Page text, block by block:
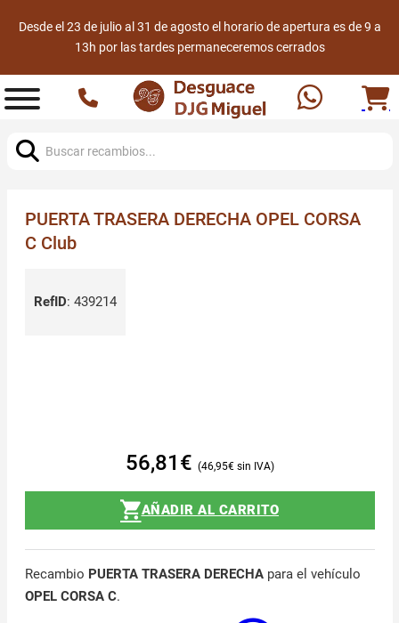
Desde el 23 de julio al 31 de agosto el horario de apertura es de 9 a
13h por las tardes permaneceremos cerrados
PUERTA TRASERA DERECHA OPEL CORSA
C Club
RefID: 439214
56,81 € 46,95€
AÑADIR AL CARRITO
Recambio PUERTA TRASERA DERECHApara el vehículo
OPEL CORSA C.